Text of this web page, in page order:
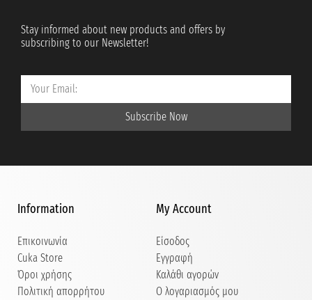
Stay informed about new products and offers by
subscribing to our Newsletter!
Subscribe Now
Information
Επικοινωνία
Cuka Store
Όροι χρήσης
Πολιτική απορρήτου
My Account
Είσοδος
Εγγραφή
Καλάθι αγορών
Ο λογαριασμός μου